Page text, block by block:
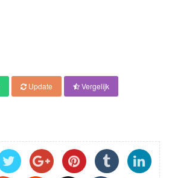
Update
Vergelijk